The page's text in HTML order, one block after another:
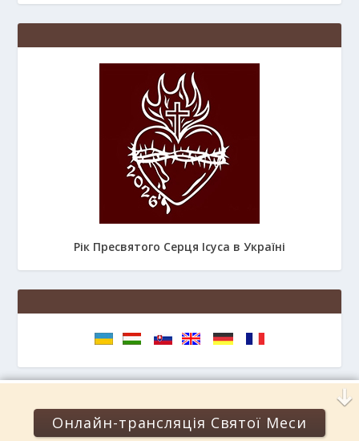
Рік Пресвятого Серця Ісуса в Україні
Онлайн-трансляція Святої Меси